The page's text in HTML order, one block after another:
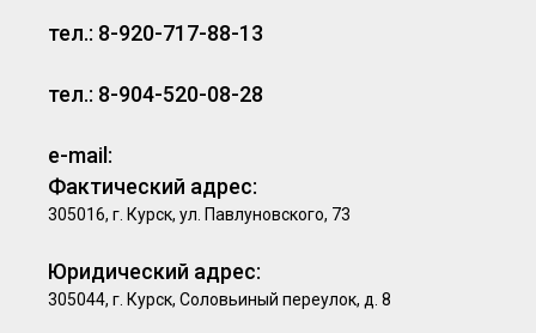
тел.: 8-920-717-88-13
тел.: 8-904-520-08-28
e-mail:
Фактический адрес:
305016, г. Курск, ул. Павлуновского, 73
Юридический адрес:
305044, г. Курск, Соловьиный переулок, д. 8